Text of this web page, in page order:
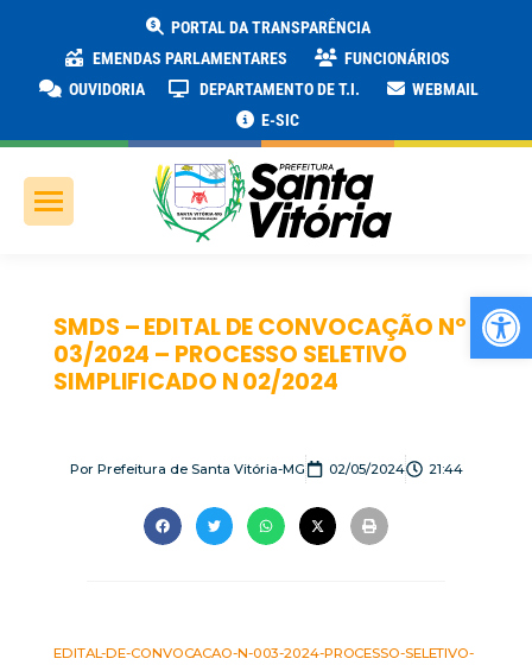
PORTAL DA TRANSPARÊNCIA
EMENDAS PARLAMENTARES
FUNCIONÁRIOS
OUVIDORIA
DEPARTAMENTO DE T.I.
WEBMAIL
E-SIC
SMDS – EDITAL DE CONVOCAÇÃO Nº
03/2024 – PROCESSO SELETIVO
SIMPLIFICADO N 02/2024
PorPrefeitura de Santa Vitória-MG 02/05/2024 21:44
EDITAL-DE-CONVOCACAO-N-003-2024-PROCESSO-SELETIVO-